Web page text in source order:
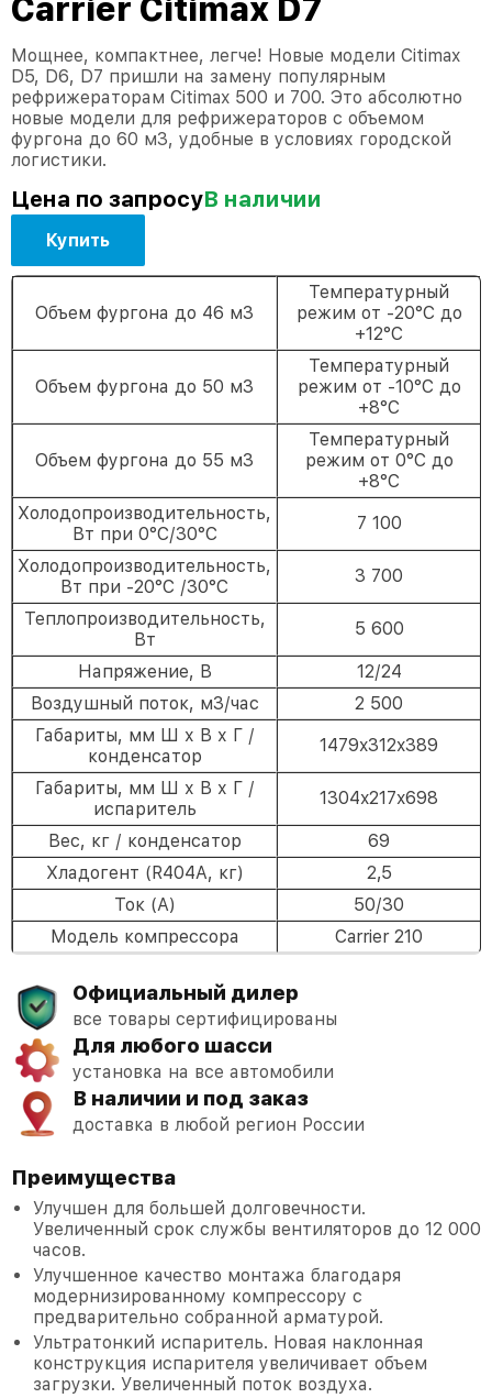
Carrier Citimax D7
Мощнее, компактнее, легче! Новые модели Citimax
D5, D6, D7 пришли на замену популярным
рефрижераторам Citimax 500 и 700. Это абсолютно
новые модели для рефрижераторов с объемом
фургона до 60 м3, удобные в условиях городской
логистики.
Цена по запросуВ наличии
Купить
Объем фургона до 46 м3
Температурный
режим от -20°С до
+12°С
Объем фургона до 50 м3
Температурный
режим от -10°С до
+8°С
Объем фургона до 55 м3
Температурный
режим от 0°С до
+8°С
Холодопроизводительность,
Вт при 0°C/30°C
7 100
Холодопроизводительность,
Вт при -20°C /30°C
3 700
Теплопроизводительность,
Вт
5 600
Напряжение, В
12/24
Воздушный поток, м3/час
2 500
Габариты, мм Ш х В х Г /
конденсатор
1479x312x389
Габариты, мм Ш х В х Г /
испаритель
1304x217x698
Вес, кг / конденсатор
69
Хладогент (R404A, кг)
2,5
Ток (А)
50/30
Модель компрессора
Carrier 210
Официальный дилер
все товары сертифицированы
Для любого шасси
установка на все автомобили
В наличии и под заказ
доставка в любой регион России
Преимущества
Улучшен для большей долговечности.
Увеличенный срок службы вентиляторов до 12 000
часов.
Улучшенное качество монтажа благодаря
модернизированному компрессору с
предварительно собранной арматурой.
Ультратонкий испаритель. Новая наклонная
конструкция испарителя увеличивает объем
загрузки. Увеличенный поток воздуха.